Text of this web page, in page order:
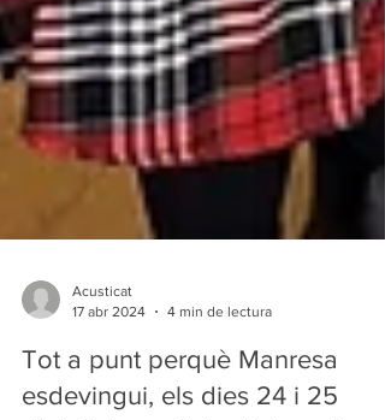
17 abr 2024
4 min de lectura
Tot a punt perquè Manresa